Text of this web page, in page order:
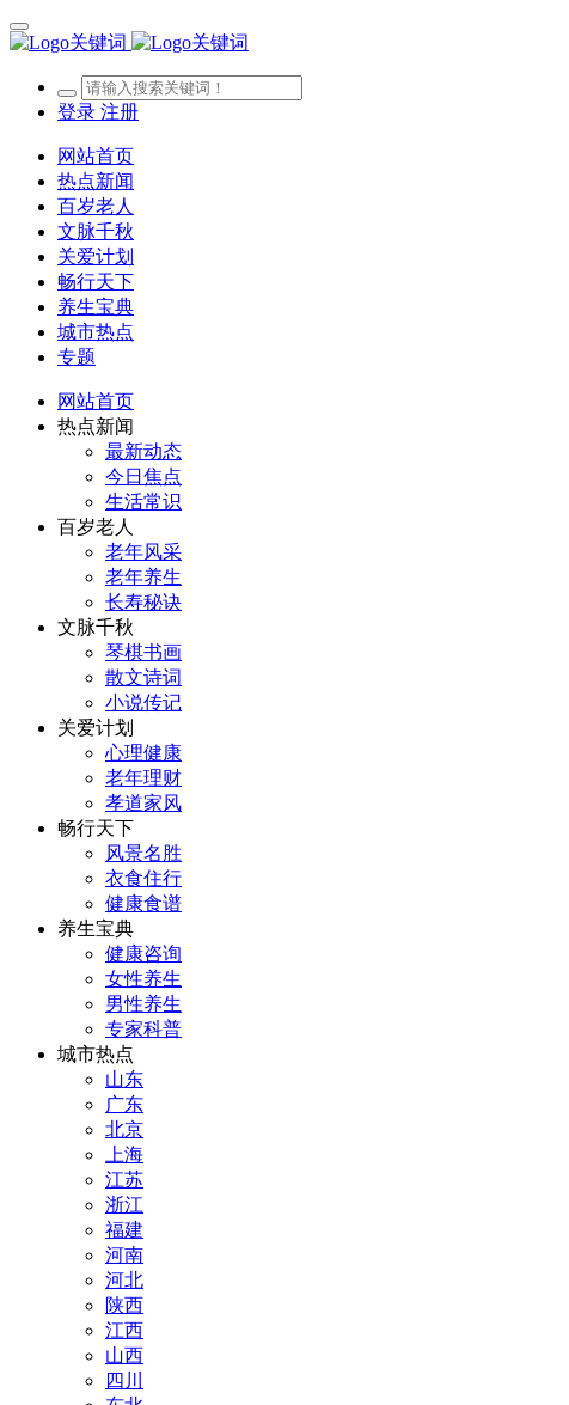
登录 注册
网站首页
热点新闻
百岁老人
文脉千秋
关爱计划
畅行天下
养生宝典
城市热点
专题
网站首页
热点新闻
最新动态
今日焦点
生活常识
百岁老人
老年风采
老年养生
长寿秘诀
文脉千秋
琴棋书画
散文诗词
小说传记
关爱计划
心理健康
老年理财
孝道家风
畅行天下
风景名胜
衣食住行
健康食谱
养生宝典
健康咨询
女性养生
男性养生
专家科普
城市热点
山东
广东
北京
上海
江苏
浙江
福建
河南
河北
陕西
江西
山西
四川